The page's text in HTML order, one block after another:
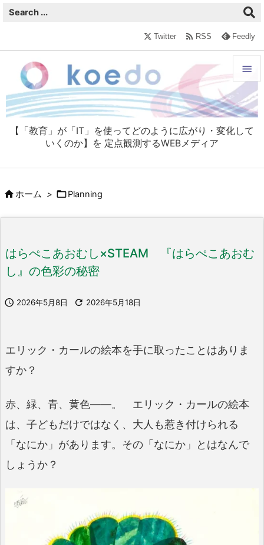
【「教育」が「IT」を使ってどのように広がり・変化して
いくのか】を 定点観測するWEBメディア


メニュ

Twitter  RSS Feedly
ホーム > Planning
はらぺこあおむし×STEAM 『はらぺこあおむ
し』の色彩の秘密
 2026年5月8日  2026年5月18日
エリック・カールの絵本を手に取ったことはありま
すか？
赤、緑、青、黄色――。 エリック・カールの絵本
は、子どもだけではなく、大人も惹き付けられる
「なにか」があります。その「なにか」とはなんで
しょうか？